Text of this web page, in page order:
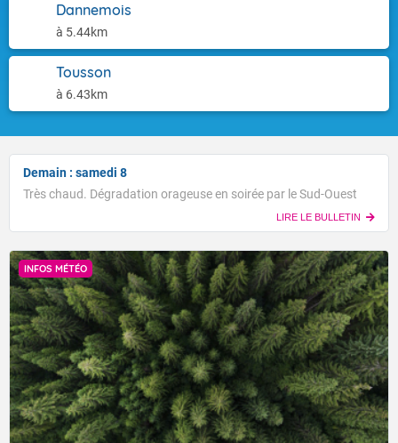
Dannemois
à 5.44km
Tousson
à 6.43km
Demain : samedi 8
Très chaud. Dégradation orageuse en soirée par le Sud-Ouest
LIRE LE BULLETIN
INFOS MÉTÉO